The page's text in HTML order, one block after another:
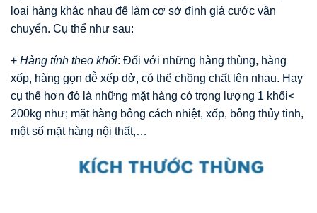
loại hàng khác nhau để làm cơ sở định giá cước vận
chuyển. Cụ thể như sau:
+ Hàng tính theo khối: Đối với những hàng thùng, hàng
xốp, hàng gọn dễ xếp dở, có thể chồng chất lên nhau. Hay
cụ thể hơn đó là những mặt hàng có trọng lượng 1 khối<
200kg như; mặt hàng bông cách nhiệt, xốp, bông thủy tinh,
một số mặt hàng nội thất,…